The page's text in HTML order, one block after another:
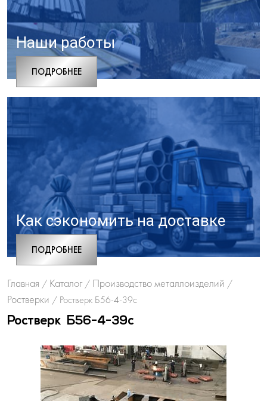
Наши работы
ПОДРОБНЕЕ
Как сэкономить на доставке
ПОДРОБНЕЕ
Главная / Каталог / Производство металлоизделий /
Ростверки / Ростверк Б56-4-39с
Ростверк Б56-4-39с